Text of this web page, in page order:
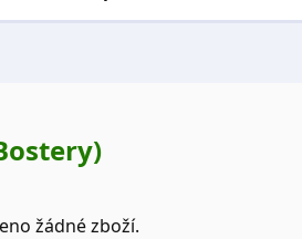
žádné zboží.